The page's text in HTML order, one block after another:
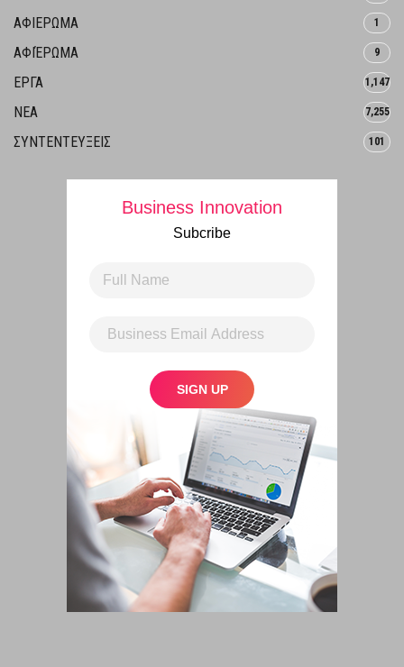
ΑΦΙΕΡΩΜΑ 1
ΑΦΙΈΡΩΜΑ 9
ΕΡΓΑ 1,147
ΝΕΑ 7,255
ΣΥΝΤΕΝΤΕΥΞΕΙΣ 101
Business Innovation
Subcribe